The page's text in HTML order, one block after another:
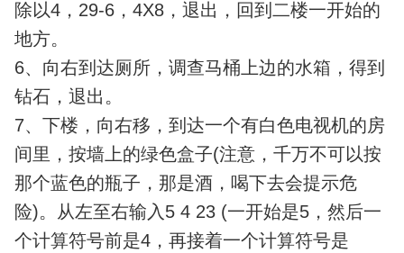
除以4，29-6，4X8，退出，回到二楼一开始的
地方。
6、向右到达厕所，调查马桶上边的水箱，得到
钻石，退出。
7、下楼，向右移，到达一个有白色电视机的房
间里，按墙上的绿色盒子(注意，千万不可以按
那个蓝色的瓶子，那是酒，喝下去会提示危
险)。从左至右输入5 4 23 (一开始是5，然后一
个计算符号前是4，再接着一个计算符号是